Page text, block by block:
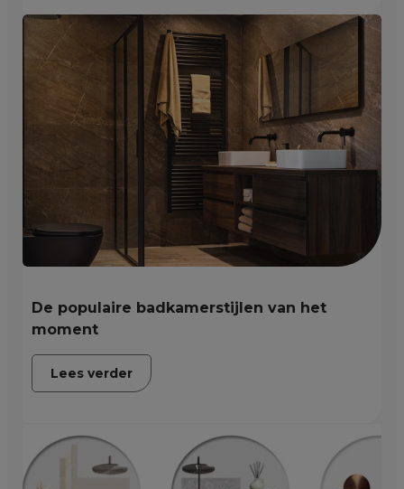
De populaire badkamerstijlen van het
moment
Lees verder